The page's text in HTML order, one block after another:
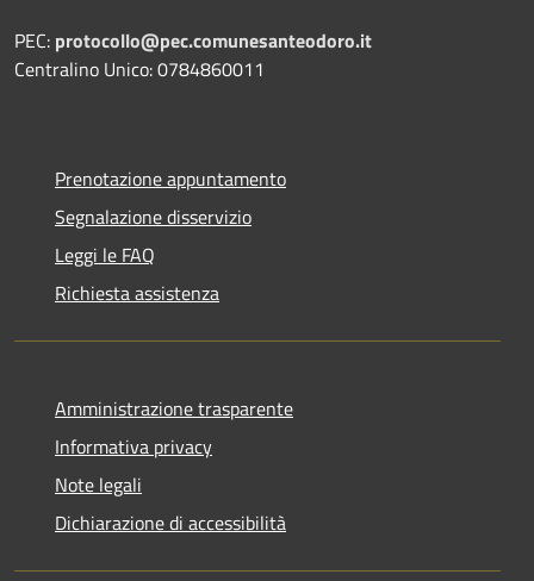
PEC: protocollo@pec.comunesanteodoro.it
Centralino Unico: 0784860011
Prenotazione appuntamento
Segnalazione disservizio
Leggi le FAQ
Richiesta assistenza
Amministrazione trasparente
Informativa privacy
Note legali
Dichiarazione di accessibilità